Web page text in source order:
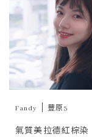
Fandy 豐原3
氣質美拉德紅棕染